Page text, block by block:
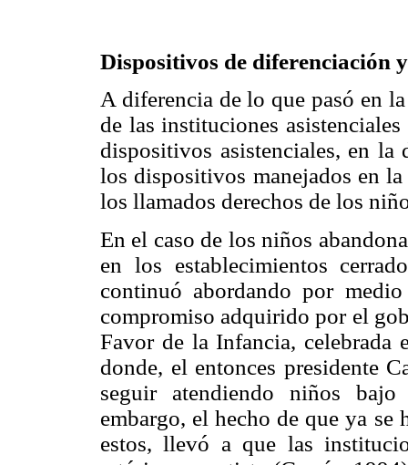
Dispositivos de diferenciación
A diferencia de lo que pasó en
de las instituciones
dispositivos asistenciales, en la
los dispositivos manejados en
los llamados derechos de los
En el caso de los niños
en los establecimientos
continuó abordando por
compromiso adquirido por el
Favor de la Infancia, celebrada
donde, el entonces presidente
seguir atendiendo niños
embargo, el hecho de que ya se
estos, llevó a que las